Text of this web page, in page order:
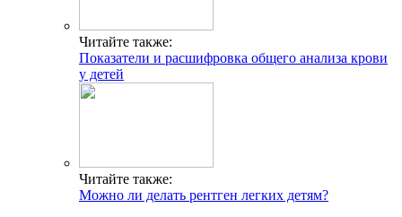
Читайте также:
Показатели и расшифровка общего анализа крови
у детей
Читайте также:
Можно ли делать рентген легких детям?